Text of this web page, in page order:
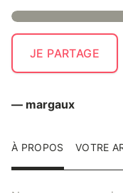
JE PARTAGE
— margaux
À PROPOS VOTRE